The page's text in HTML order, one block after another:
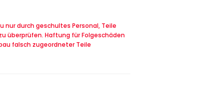
nur durch geschultes Personal, Teile
überprüfen. Haftung für Folgeschäden
falsch zugeordneter Teile